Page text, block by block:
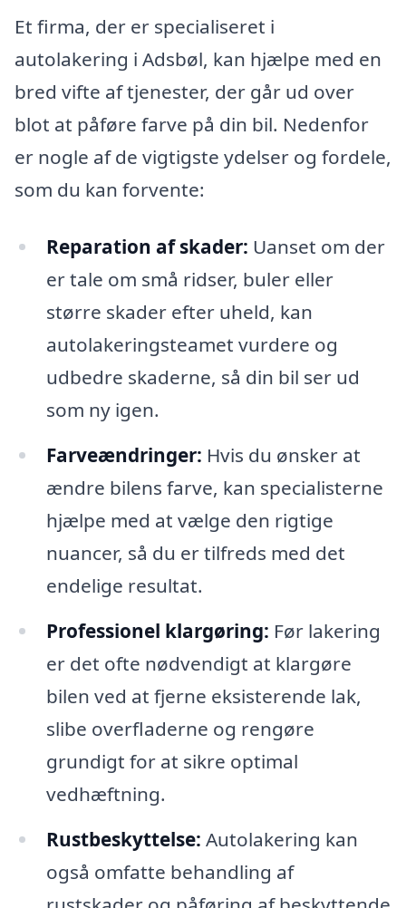
Et firma, der er specialiseret i
autolakering i Adsbøl, kan hjælpe med en
bred vifte af tjenester, der går ud over
blot at påføre farve på din bil. Nedenfor
er nogle af de vigtigste ydelser og fordele,
som du kan forvente:
Reparation af skader: Uanset om der
er tale om små ridser, buler eller
større skader efter uheld, kan
autolakeringsteamet vurdere og
udbedre skaderne, så din bil ser ud
som ny igen.
Farveændringer: Hvis du ønsker at
ændre bilens farve, kan specialisterne
hjælpe med at vælge den rigtige
nuancer, så du er tilfreds med det
endelige resultat.
Professionel klargøring: Før lakering
er det ofte nødvendigt at klargøre
bilen ved at fjerne eksisterende lak,
slibe overfladerne og rengøre
grundigt for at sikre optimal
vedhæftning.
Rustbeskyttelse: Autolakering kan
også omfatte behandling af